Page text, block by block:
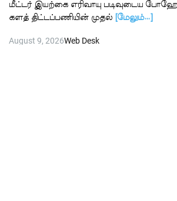
மீட்டர் இயற்கை எரிவாயு படிவுடைய
களத் திட்டப்பணியின் முதல்
[மேலும்…]
August 9, 2026Web Desk